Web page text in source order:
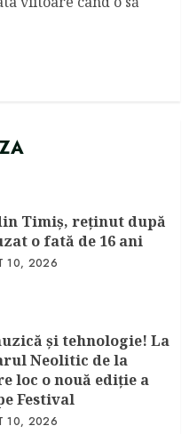
Timiş, reţinut după
o fată de 16 ani
10, 2026
şi tehnologie! La
Neolitic de la
loc o nouă ediţie a
Festival
10, 2026